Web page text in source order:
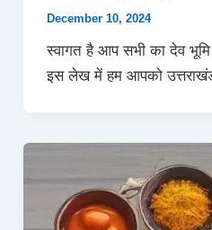
December 10, 2024
स्वागत है आप सभी का देव
इस लेख में हम आपको